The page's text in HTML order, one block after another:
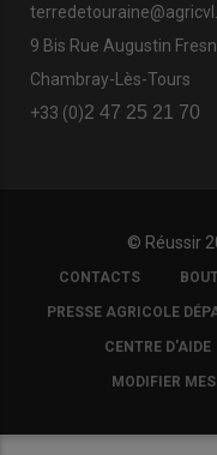
9 Bis Rue Augustin
Chambray-Lès-Tours
+33 (0)2 47 25 21 70
© Réussir
FOOTER
COPYRIGHT
CONTACTS
PRESSE AGRICOLE
CENTRE D'AIDE
MODIFIER